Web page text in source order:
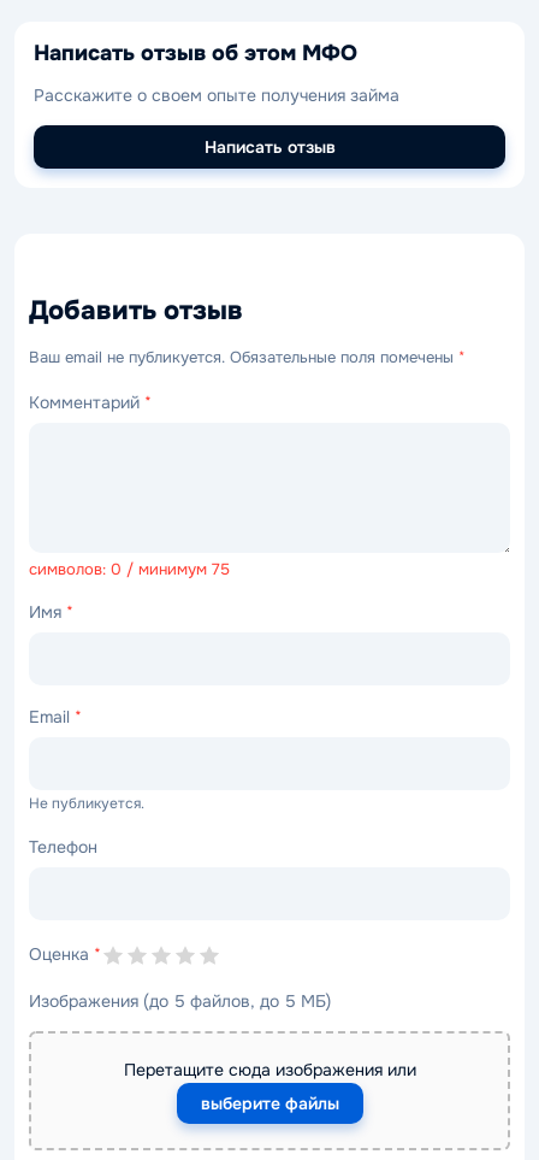
Написать отзыв об этом МФО
Расскажите о своем опыте получения займа
Написать отзыв
Добавить отзыв
Ваш email не публикуется. Обязательные поля помечены *
Комментарий *
символов: 0 / минимум 75
Имя *
Email *
Не публикуется.
Телефон
Оценка *
Изображения (до 5 файлов, до 5 МБ)
Перетащите сюда изображения или
выберите файлы